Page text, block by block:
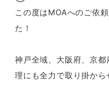
この度はMOAへのご依
た！
神戸全域、大阪府、京
理にも全力で取り掛から